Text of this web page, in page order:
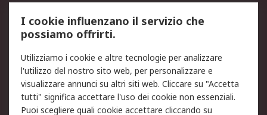
Legale
Informativa Cookie
Informativa Privacy -
Aggiornata
Email Security
Termini d'uso
Condizioni di vendita
Condizioni generali di
I cookie influenzano il servizio che
possiamo offrirti.
Utilizziamo i cookie e altre tecnologie per analizzare
l'utilizzo del nostro sito web, per personalizzare e
visualizzare annunci su altri siti web. Cliccare su "Accetta
tutti" significa accettare l'uso dei cookie non essenziali.
Puoi scegliere quali cookie accettare cliccando su